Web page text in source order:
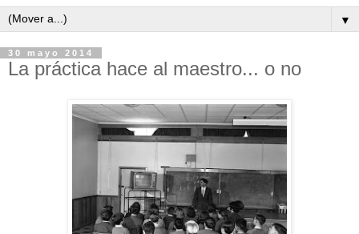
▼
30 mayo 2014
La práctica hace al maestro... o no